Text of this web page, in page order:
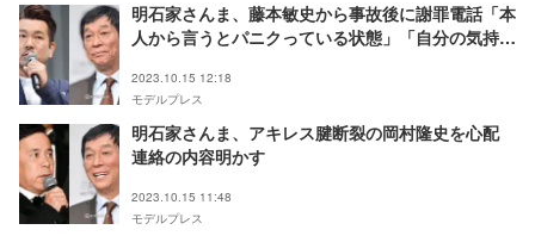
明石家さんま、藤本敏史から事故後に謝罪電話「本
人から言うとパニクっている状態」「自分の気持ち
2023.10.15 12:18
モデルプレス
明石家さんま、アキレス腱断裂の岡村隆史を心配
連絡の内容明かす
2023.10.15 11:48
モデルプレス